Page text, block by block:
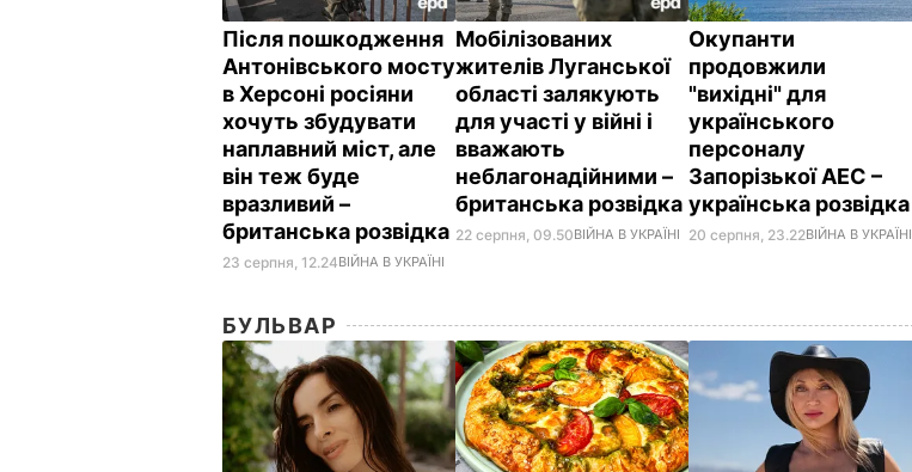
Після пошкодження
Антонівського мосту
в Херсоні росіяни
хочуть збудувати
наплавний міст, але
він теж буде
вразливий –
британська розвідка
23 серпня, 12.24ВІЙНА В УКРАЇНІ
Мобілізованих
жителів Луганської
області залякують
для участі у війні і
вважають
неблагонадійними –
британська розвідка
22 серпня, 09.50ВІЙНА В УКРАЇНІ
Окупанти
продовжили
"вихідні" для
українського
персоналу
Запорізької АЕС –
українська розвідка
20 серпня, 23.22ВІЙНА В УКРАЇНІ
БУЛЬВАР